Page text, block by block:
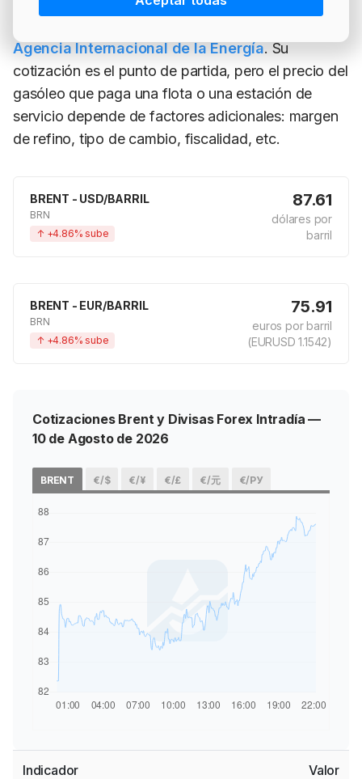
Agencia Internacional de la Energía. Su
cotización es el punto de partida, pero el precio del
gasóleo que paga una flota o una estación de
servicio depende de factores adicionales: margen
de refino, tipo de cambio, fiscalidad, etc.
BRENT - USD/BARRIL
BRN
↑ +4.86% sube
87.61
dólares por
barril
BRENT - EUR/BARRIL
BRN
↑ +4.86% sube
75.91
euros por barril
(EURUSD 1.1542)
Cotizaciones Brent y Divisas Forex Intradía —
10 de Agosto de 2026
BRENT €/$ €/¥ €/£ €/元 €/РУ
Indicador Valor
NEWSLETTER
LÍDERES EQUIPAMIENTOS Y SERVICIOS DEL
SECTOR
TABLÓN Y MARKETPLACE
GSO AGRÍCOLA
GSO PROFESIONAL
MOD. 511
EXISTENCIAS
MODELO 319
LÍDERES EQUIPAMIENTOS Y SERVICIOS SECTOR